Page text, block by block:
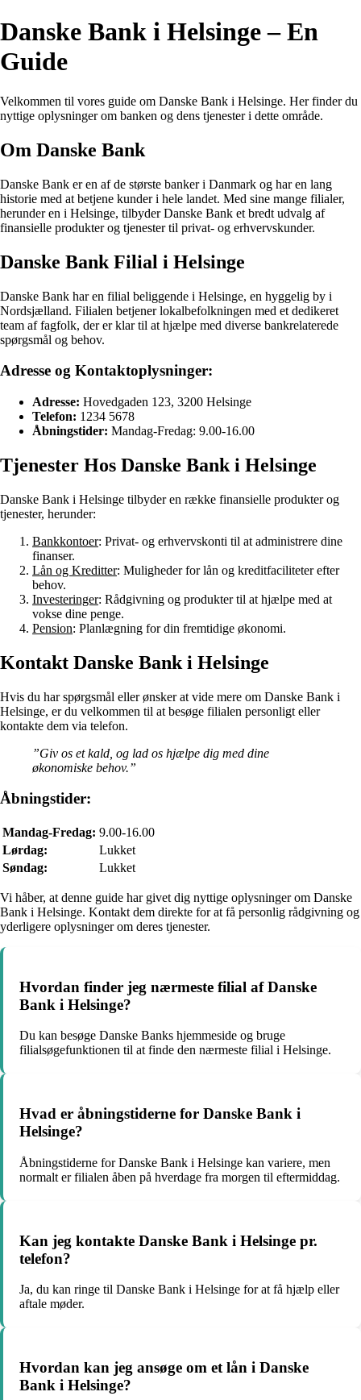
Danske Bank i Helsinge – En
Guide
Velkommen til vores guide om Danske Bank i Helsinge. Her finder du
nyttige oplysninger om banken og dens tjenester i dette område.
Om Danske Bank
Danske Bank er en af de største banker i Danmark og har en lang
historie med at betjene kunder i hele landet. Med sine mange filialer,
herunder en i Helsinge, tilbyder Danske Bank et bredt udvalg af
finansielle produkter og tjenester til privat- og erhvervskunder.
Danske Bank Filial i Helsinge
Danske Bank har en filial beliggende i Helsinge, en hyggelig by i
Nordsjælland. Filialen betjener lokalbefolkningen med et dedikeret
team af fagfolk, der er klar til at hjælpe med diverse bankrelaterede
spørgsmål og behov.
Adresse og Kontaktoplysninger:
Adresse: Hovedgaden 123, 3200 Helsinge
Telefon: 1234 5678
Åbningstider: Mandag-Fredag: 9.00-16.00
Tjenester Hos Danske Bank i Helsinge
Danske Bank i Helsinge tilbyder en række finansielle produkter og
tjenester, herunder:
Bankkontoer: Privat- og erhvervskonti til at administrere dine
finanser.
Lån og Kreditter: Muligheder for lån og kreditfaciliteter efter
behov.
Investeringer: Rådgivning og produkter til at hjælpe med at
vokse dine penge.
Pension: Planlægning for din fremtidige økonomi.
Kontakt Danske Bank i Helsinge
Hvis du har spørgsmål eller ønsker at vide mere om Danske Bank i
Helsinge, er du velkommen til at besøge filialen personligt eller
kontakte dem via telefon.
”Giv os et kald, og lad os hjælpe dig med dine
økonomiske behov.”
Åbningstider:
Mandag-Fredag: 9.00-16.00
Lørdag:
Lukket
Søndag:
Lukket
Vi håber, at denne guide har givet dig nyttige oplysninger om Danske
Bank i Helsinge. Kontakt dem direkte for at få personlig rådgivning og
yderligere oplysninger om deres tjenester.
Hvordan finder jeg nærmeste filial af Danske
Bank i Helsinge?
Du kan besøge Danske Banks hjemmeside og bruge
filialsøgefunktionen til at finde den nærmeste filial i Helsinge.
Hvad er åbningstiderne for Danske Bank i
Helsinge?
Åbningstiderne for Danske Bank i Helsinge kan variere, men
normalt er filialen åben på hverdage fra morgen til eftermiddag.
Kan jeg kontakte Danske Bank i Helsinge pr.
telefon?
Ja, du kan ringe til Danske Bank i Helsinge for at få hjælp eller
aftale møder.
Hvordan kan jeg ansøge om et lån i Danske
Bank i Helsinge?